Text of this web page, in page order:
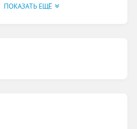
«Живая вода»
ПОКАЗАТЬ ЕЩЁ